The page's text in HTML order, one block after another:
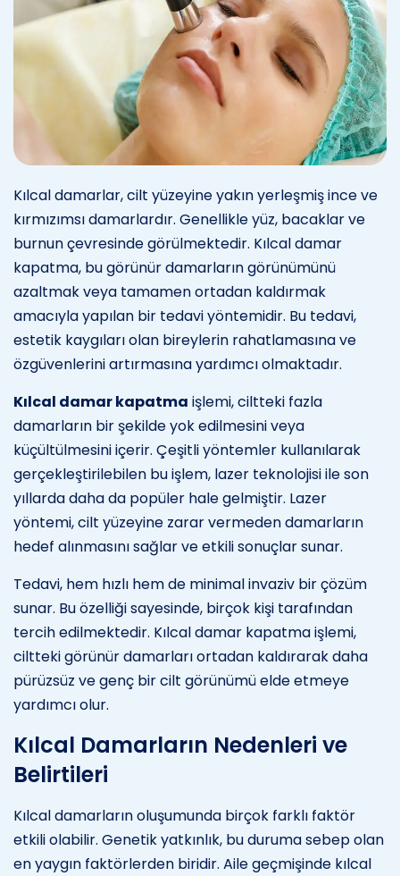
Kılcal damarlar, cilt yüzeyine yakın yerleşmiş ince ve
kırmızımsı damarlardır. Genellikle yüz, bacaklar ve
burnun çevresinde görülmektedir. Kılcal damar
kapatma, bu görünür damarların görünümünü
azaltmak veya tamamen ortadan kaldırmak
amacıyla yapılan bir tedavi yöntemidir. Bu tedavi,
estetik kaygıları olan bireylerin rahatlamasına ve
özgüvenlerini artırmasına yardımcı olmaktadır.
Kılcal damar kapatma işlemi, ciltteki fazla
damarların bir şekilde yok edilmesini veya
küçültülmesini içerir. Çeşitli yöntemler kullanılarak
gerçekleştirilebilen bu işlem, lazer teknolojisi ile son
yıllarda daha da popüler hale gelmiştir. Lazer
yöntemi, cilt yüzeyine zarar vermeden damarların
hedef alınmasını sağlar ve etkili sonuçlar sunar.
Tedavi, hem hızlı hem de minimal invaziv bir çözüm
sunar. Bu özelliği sayesinde, birçok kişi tarafından
tercih edilmektedir. Kılcal damar kapatma işlemi,
ciltteki görünür damarları ortadan kaldırarak daha
pürüzsüz ve genç bir cilt görünümü elde etmeye
yardımcı olur.
Kılcal Damarların Nedenleri ve
Belirtileri
Kılcal damarların oluşumunda birçok farklı faktör
etkili olabilir. Genetik yatkınlık, bu duruma sebep olan
en yaygın faktörlerden biridir. Aile geçmişinde kılcal